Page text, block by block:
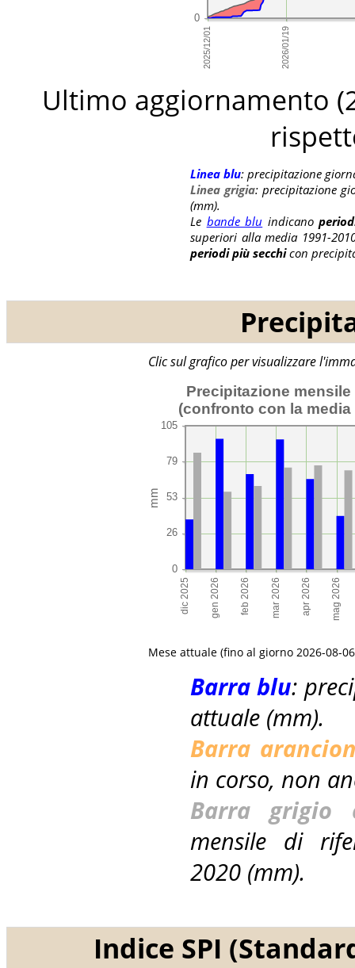
Ultimo aggiornamento (
Linea blu: precipitazione
Linea grigia: precipitazione
(mm).
Le bande blu indicano
superiori alla media 1991-
periodi più secchicon
Clic sul grafico per visualizzare
Precipitazione mensile
(confronto con la media
Mese attuale (fino al giorno 2026-08-06
Barra blu:
attuale (mm).
Barra
in corso, non
Barra grigio
mensile di
2020 (mm).
Indice SPI